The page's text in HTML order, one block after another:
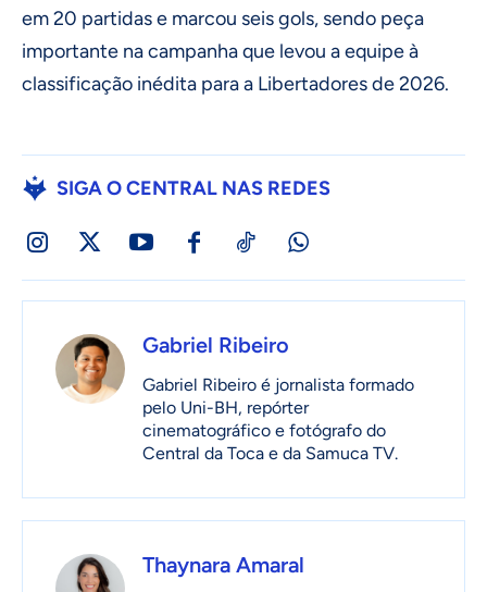
em 20 partidas e marcou seis gols, sendo peça
importante na campanha que levou a equipe à
classificação inédita para a Libertadores de 2026.
SIGA O CENTRAL NAS REDES
Gabriel Ribeiro
Gabriel Ribeiro é jornalista formado
pelo Uni-BH, repórter
cinematográfico e fotógrafo do
Central da Toca e da Samuca TV.
Thaynara Amaral